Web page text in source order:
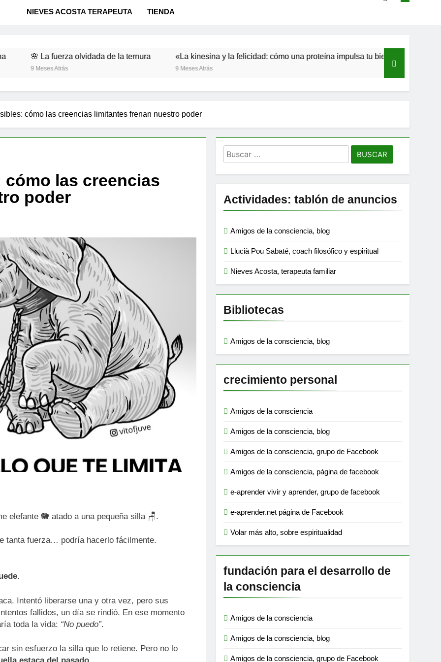
NIEVES ACOSTA TERAPEUTA TIENDA
La fuerza olvidada de la ternura
Atrás
«La kinesina y la felicidad: cómo una proteína impulsa tu bienestar»
9 Meses Atrás
cómo las creencias limitantes frenan nuestro poder
las creencias
poder
elefante 🐘 atado a una pequeña silla 🪑.
tanta fuerza… podría hacerlo fácilmente.
.
Intentó liberarse una y otra vez, pero sus
fallidos, un día se rindió. En ese momento
toda la vida: “No puedo”.
sin esfuerzo la silla que lo retiene. Pero no lo
Buscar:
Actividades: tablón de anuncios
Amigos de la consciencia, blog
Llucià Pou Sabaté, coach filosófico y espiritual
Nieves Acosta, terapeuta familiar
Bibliotecas
Amigos de la consciencia, blog
crecimiento personal
Amigos de la consciencia
Amigos de la consciencia, blog
Amigos de la consciencia, grupo de Facebook
Amigos de la consciencia, página de facebook
e-aprender vivir y aprender, grupo de facebook
e-aprender.net página de Facebook
Volar más alto, sobre espiritualidad
fundación para el desarrollo de
la consciencia
Amigos de la consciencia
Amigos de la consciencia, blog
Amigos de la consciencia, grupo de Facebook